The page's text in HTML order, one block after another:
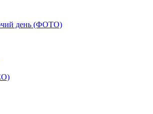
день (ФОТО)